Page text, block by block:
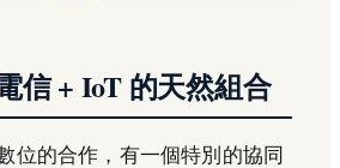
信 + IoT 的天然組合
位的合作，有一個特別的協同